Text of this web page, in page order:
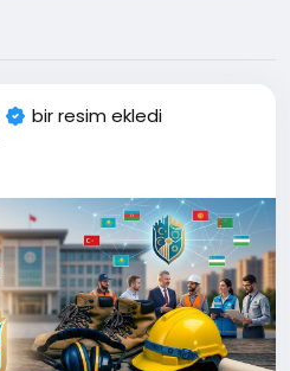
bir resim ekledi